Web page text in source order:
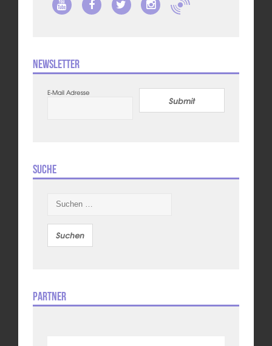
Newsletter
E-Mail Adresse
Submit
Suche
nach:
Partner